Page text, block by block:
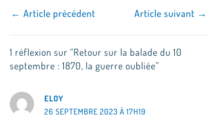
← Article précédent Article suivant →
1 réflexion sur “Retour sur la balade du 10
septembre : 1870, la guerre oubliée”
ELOY
26 SEPTEMBRE 2023 À 17H19